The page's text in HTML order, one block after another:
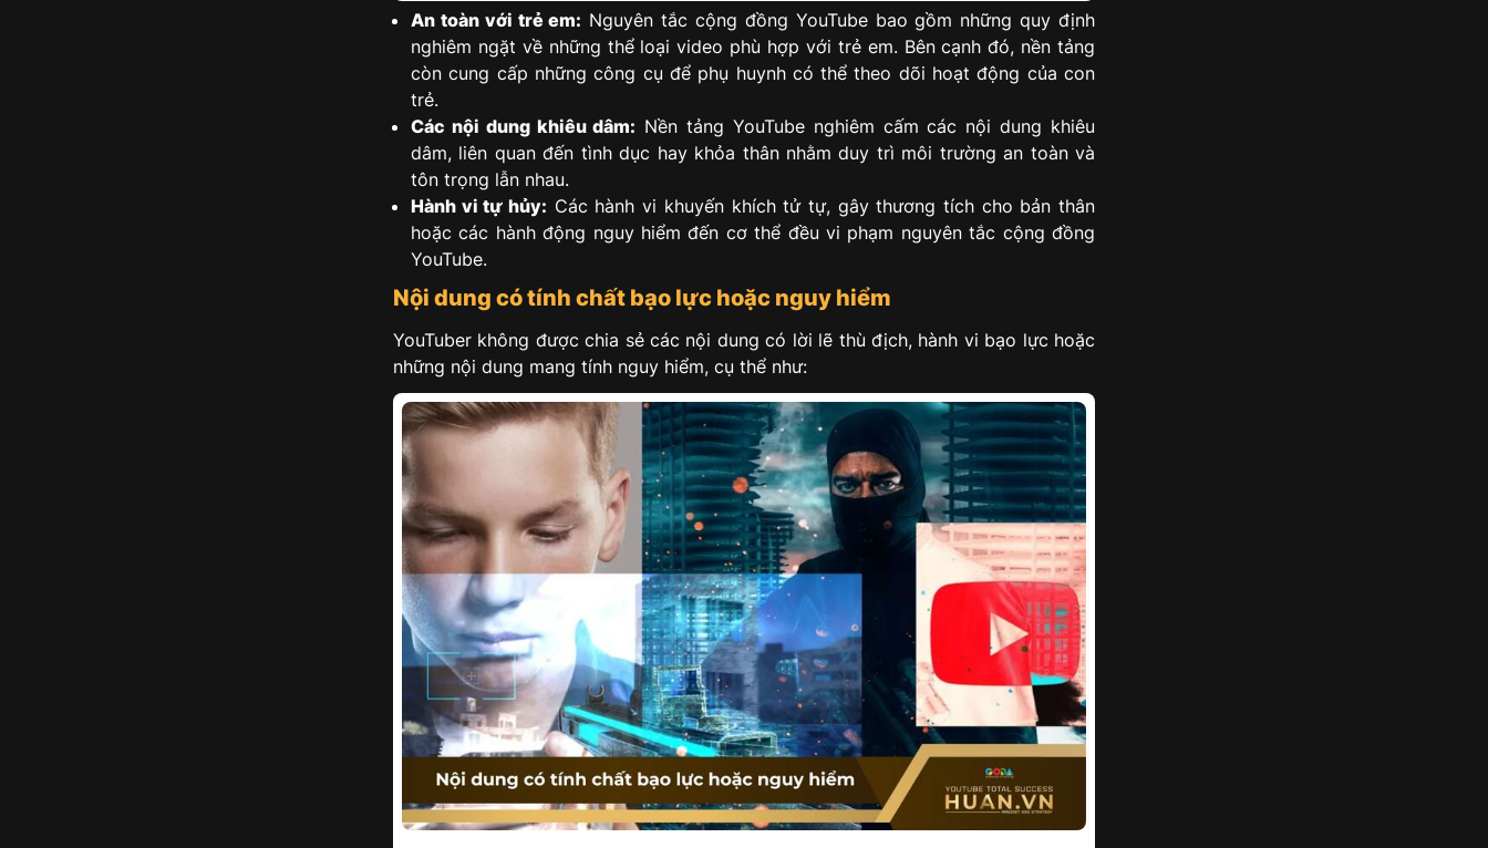
An toàn với trẻ em: Nguyên tắc cộng đồng YouTube bao gồm những quy định
nghiêm ngặt về những thể loại video phù hợp với trẻ em. Bên cạnh đó, nền tảng
còn cung cấp những công cụ để phụ huynh có thể theo dõi hoạt động của con
trẻ.
Các nội dung khiêu dâm: Nền tảng YouTube nghiêm cấm các nội dung khiêu
dâm, liên quan đến tình dục hay khỏa thân nhằm duy trì môi trường an toàn và
tôn trọng lẫn nhau.
Hành vi tự hủy: Các hành vi khuyến khích tử tự, gây thương tích cho bản thân
hoặc các hành động nguy hiểm đến cơ thể đều vi phạm nguyên tắc cộng đồng
YouTube.
Nội dung có tính chất bạo lực hoặc nguy hiểm
YouTuber không được chia sẻ các nội dung có lời lẽ thù địch, hành vi bạo lực hoặc
những nội dung mang tính nguy hiểm, cụ thể như: